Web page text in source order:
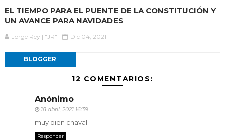
EL TIEMPO PARA EL PUENTE DE LA CONSTITUCIÓN Y
UN AVANCE PARA NAVIDADES
Jorge Rey | "JR" Dic 04, 2021
BLOGGER
12 COMENTARIOS:
Anónimo
18 abril, 2021 16:39
muy bien chaval
Responder